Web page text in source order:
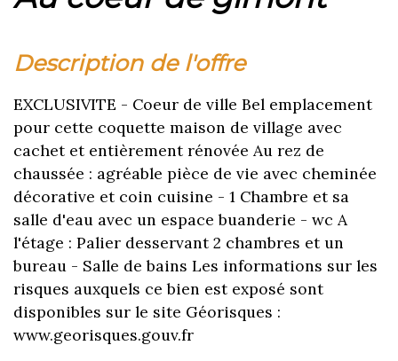
description de l'offre
EXCLUSIVITE - Coeur de ville Bel emplacement
pour cette coquette maison de village avec
cachet et entièrement rénovée Au rez de
chaussée : agréable pièce de vie avec cheminée
décorative et coin cuisine - 1 Chambre et sa
salle d'eau avec un espace buanderie - wc A
l'étage : Palier desservant 2 chambres et un
bureau - Salle de bains Les informations sur les
risques auxquels ce bien est exposé sont
disponibles sur le site Géorisques :
www.georisques.gouv.fr